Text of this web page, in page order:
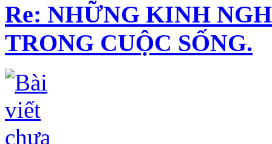
Re: NHỮNG KINH
TRONG CUỘC SỐNG.